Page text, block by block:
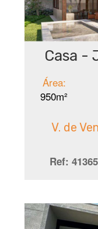
Casa -
Área:
950m²
V. de
Ref: